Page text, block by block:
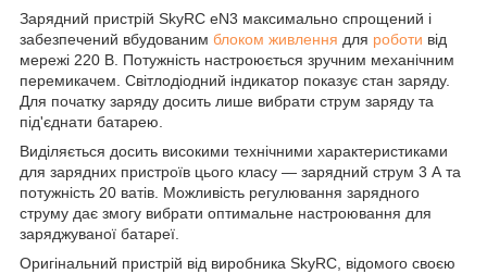
Зарядний пристрій SkyRC eN3 максимально спрощений і
забезпечений вбудованим блоком живлення для роботи від
мережі 220 В. Потужність настроюється зручним механічним
перемикачем. Світлодіодний індикатор показує стан заряду.
Для початку заряду досить лише вибрати струм заряду та
під'єднати батарею.
Виділяється досить високими технічними характеристиками
для зарядних пристроїв цього класу — зарядний струм 3 А та
потужність 20 ватів. Можливість регулювання зарядного
струму дає змогу вибрати оптимальне настроювання для
заряджуваної батареї.
Оригінальний пристрій від виробника SkyRC, відомого своєю